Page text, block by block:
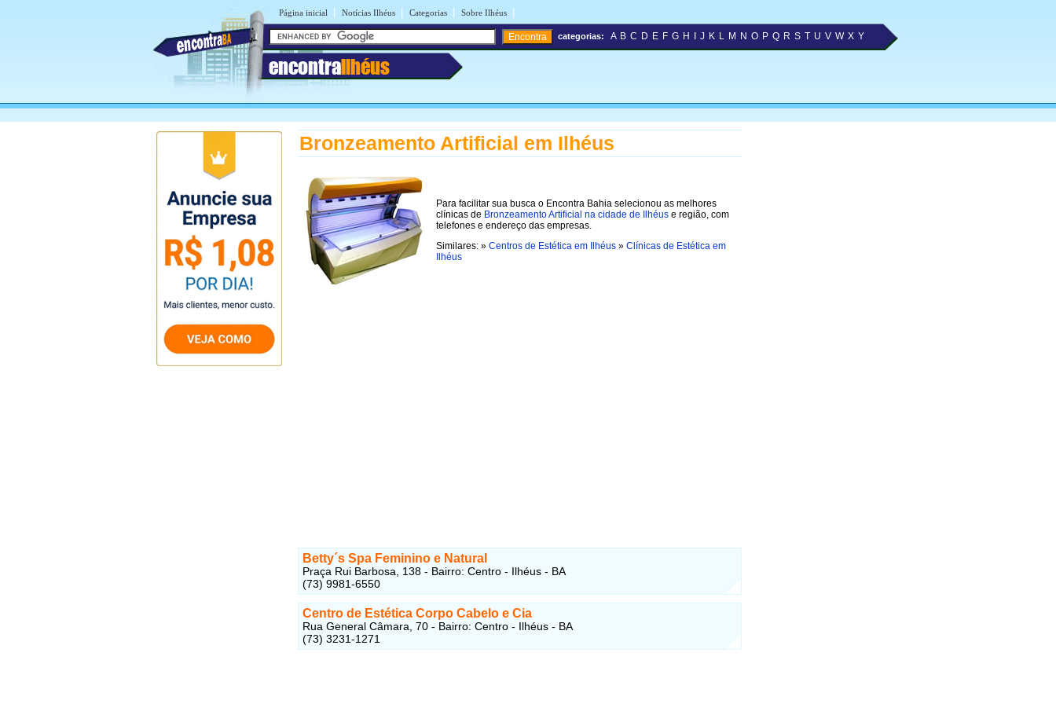
Página inicial | Notícias Ilhéus | Categorias | Sobre Ilhéus |
encontraIlhéus
categorias: A B C D E F G H J K L M N O P Q R S T U V W X Y
Bronzeamento Artificial em Ilhéus
Para facilitar sua busca o Encontra Bahia selecionou as melhores
clínicas de Bronzeamento Artificial na cidade de Ilhéus e região, com
telefones e endereço das empresas.
Similares: » Centros de Estética em Ilhéus » Clínicas de Estética em
Ilhéus
Betty´s Spa Feminino e Natural
Praça Rui Barbosa, 138 - Bairro: Centro - Ilhéus - BA
(73) 9981-6550
Centro de Estética Corpo Cabelo e Cia
Rua General Câmara, 70 - Bairro: Centro - Ilhéus - BA
(73) 3231-1271